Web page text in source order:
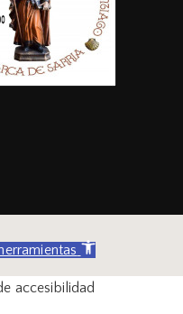
accesibilidad